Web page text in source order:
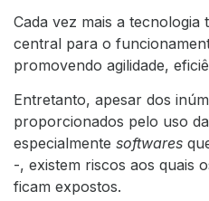
Cada vez mais a tecnologia
central para o
promovendo agilidade,
Entretanto, apesar dos
proporcionados pelo uso
especialmente softwares
-, existem riscos aos quais
ficam expostos.